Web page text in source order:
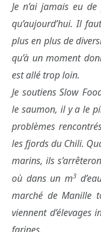
Je n’ai jamais eu
qu’aujourd’hui. Il
plus en plus de
qu’à un moment
est allé trop loin.
Je soutiens Slow
le saumon, il y a le
problèmes
les fjords du Chili.
marins, ils
où dans un m3
marché de Manille
viennent d’élevages
farines.